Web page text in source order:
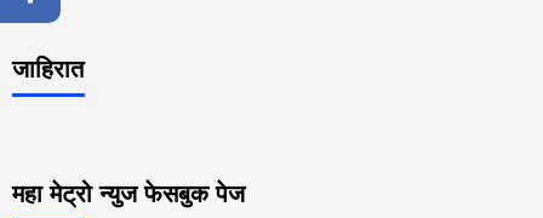
जाहिरात
महा मेट्रो न्युज फेसबुक पेज